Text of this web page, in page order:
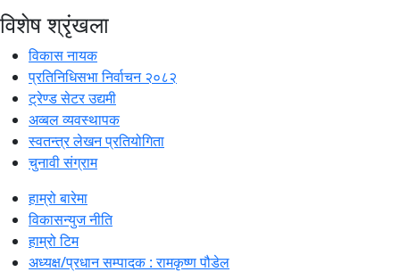
विशेष श्रृंखला
विकास नायक
प्रतिनिधिसभा निर्वाचन २०८२
ट्रेण्ड सेटर उद्यमी
अव्बल व्यवस्थापक
स्वतन्त्र लेखन प्रतियोगिता
चुनावी संग्राम
हाम्रो बारेमा
विकासन्युज नीति
हाम्रो टिम
अध्यक्ष/प्रधान सम्पादक : रामकृष्ण पौडेल